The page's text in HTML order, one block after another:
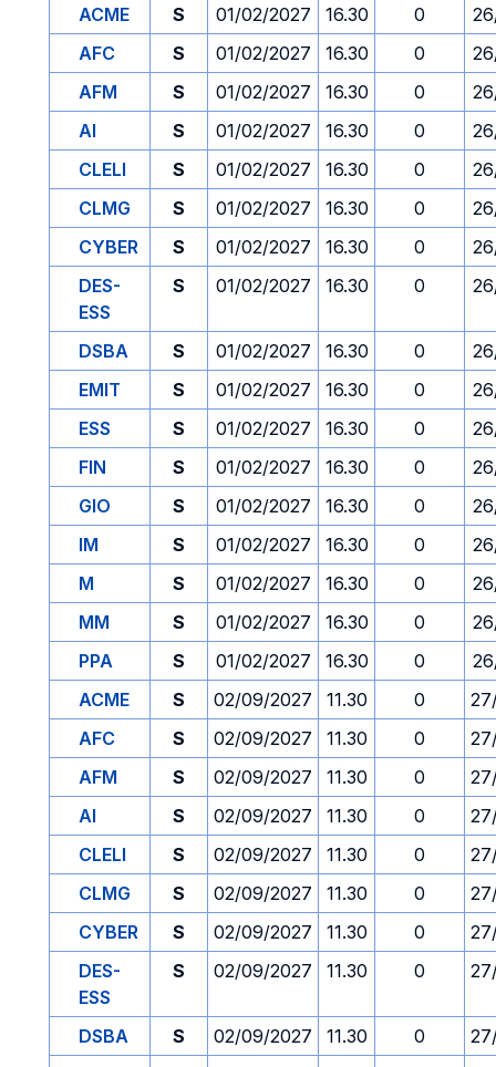
ACME
S 01/02/2027 16.30 0
AFC
S 01/02/2027 16.30 0
AFM
S 01/02/2027 16.30 0
AI
S 01/02/2027 16.30 0
CLELI
S 01/02/2027 16.30 0
CLMG
S 01/02/2027 16.30 0
CYBER
S 01/02/2027 16.30 0
DES-
ESS
S 01/02/2027 16.30 0
DSBA S 01/02/2027 16.30 0
EMIT
S 01/02/2027 16.30 0
ESS
S 01/02/2027 16.30 0
FIN
S 01/02/2027 16.30 0
GIO
S 01/02/2027 16.30 0
IM
S 01/02/2027 16.30 0
M
S 01/02/2027 16.30 0
MM
S 01/02/2027 16.30 0
PPA
S 01/02/2027 16.30 0
ACME
S 02/09/2027 11.30 0
AFC
S 02/09/2027 11.30 0
AFM
S 02/09/2027 11.30 0
AI
S 02/09/2027 11.30 0
CLELI
S 02/09/2027 11.30 0
CLMG
S 02/09/2027 11.30 0
CYBER
S 02/09/2027 11.30 0
DES-
ESS
S 02/09/2027 11.30 0
DSBA S 02/09/2027 11.30 0